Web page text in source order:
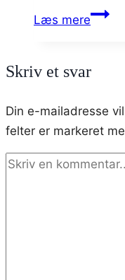
(gerne pisket
ahornsirup – evt.
Læs mere
–
Skriv et svar
Din e-mailadresse
felter er markeret